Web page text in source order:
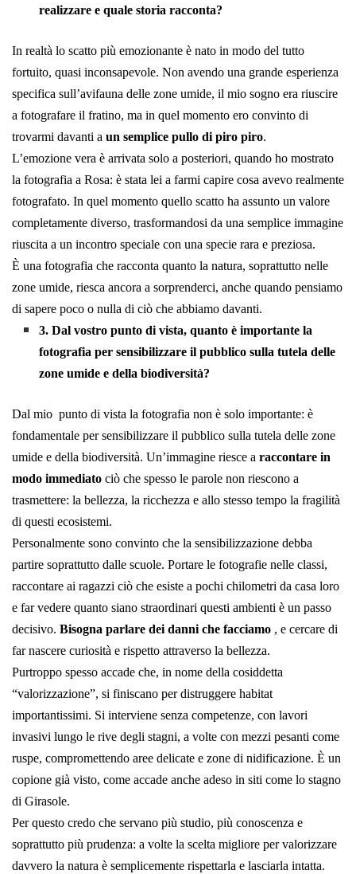
realizzare e quale storia racconta?
In realtà lo scatto più emozionante è nato in modo del tutto
fortuito, quasi inconsapevole. Non avendo una grande esperienza
specifica sull’avifauna delle zone umide, il mio sogno era riuscire
a fotografare il fratino, ma in quel momento ero convinto di
trovarmi davanti a un semplice pullo di piro piro.
L’emozione vera è arrivata solo a posteriori, quando ho mostrato
la fotografia a Rosa: è stata lei a farmi capire cosa avevo realmente
fotografato. In quel momento quello scatto ha assunto un valore
completamente diverso, trasformandosi da una semplice immagine
riuscita a un incontro speciale con una specie rara e preziosa.
È una fotografia che racconta quanto la natura, soprattutto nelle
zone umide, riesca ancora a sorprenderci, anche quando pensiamo
di sapere poco o nulla di ciò che abbiamo davanti.
3. Dal vostro punto di vista, quanto è importante la
fotografia per sensibilizzare il pubblico sulla tutela delle
zone umide e della biodiversità?
Dal mio punto di vista la fotografia non è solo importante: è
fondamentale per sensibilizzare il pubblico sulla tutela delle zone
umide e della biodiversità. Un’immagine riesce a raccontare in
modo immediato ciò che spesso le parole non riescono a
trasmettere: la bellezza, la ricchezza e allo stesso tempo la fragilità
di questi ecosistemi.
Personalmente sono convinto che la sensibilizzazione debba
partire soprattutto dalle scuole. Portare le fotografie nelle classi,
raccontare ai ragazzi ciò che esiste a pochi chilometri da casa loro
e far vedere quanto siano straordinari questi ambienti è un passo
decisivo. Bisogna parlare dei danni che facciamo , e cercare di
far nascere curiosità e rispetto attraverso la bellezza.
Purtroppo spesso accade che, in nome della cosiddetta
“valorizzazione”, si finiscano per distruggere habitat
importantissimi. Si interviene senza competenze, con lavori
invasivi lungo le rive degli stagni, a volte con mezzi pesanti come
ruspe, compromettendo aree delicate e zone di nidificazione. È un
copione già visto, come accade anche adeso in siti come lo stagno
di Girasole.
Per questo credo che servano più studio, più conoscenza e
soprattutto più prudenza: a volte la scelta migliore per valorizzare
davvero la natura è semplicemente rispettarla e lasciarla intatta.